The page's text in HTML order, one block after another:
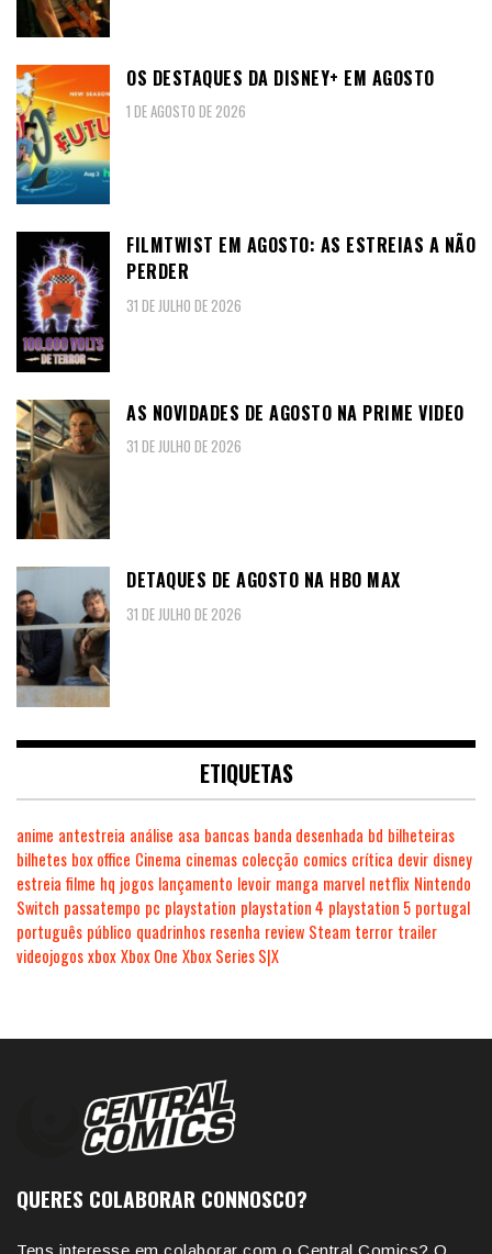
OS DESTAQUES DA DISNEY+ EM AGOSTO
1 DE AGOSTO DE 2026
FILMTWIST EM AGOSTO: AS ESTREIAS A NÃO
PERDER
31 DE JULHO DE 2026
AS NOVIDADES DE AGOSTO NA PRIME VIDEO
31 DE JULHO DE 2026
DETAQUES DE AGOSTO NA HBO MAX
31 DE JULHO DE 2026
ETIQUETAS
anime antestreia análise asa bancas banda desenhada bd bilheteiras
bilhetes box office Cinema cinemas colecção comics crítica devir disney
estreia filme hq jogos lançamento levoir manga marvel netflix Nintendo
Switch passatempo pc playstation playstation 4 playstation 5 portugal
português público quadrinhos resenha review Steam terror trailer
videojogosxboxXbox One Xbox Series S|X
QUERES COLABORAR CONNOSCO?
Tens interesse em colaborar com o Central Comics? O